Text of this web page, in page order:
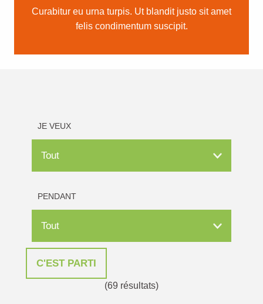
Curabitur eu urna turpis. Ut blandit justo sit amet
felis condimentum suscipit.
JE VEUX
PENDANT
(69 résultats)